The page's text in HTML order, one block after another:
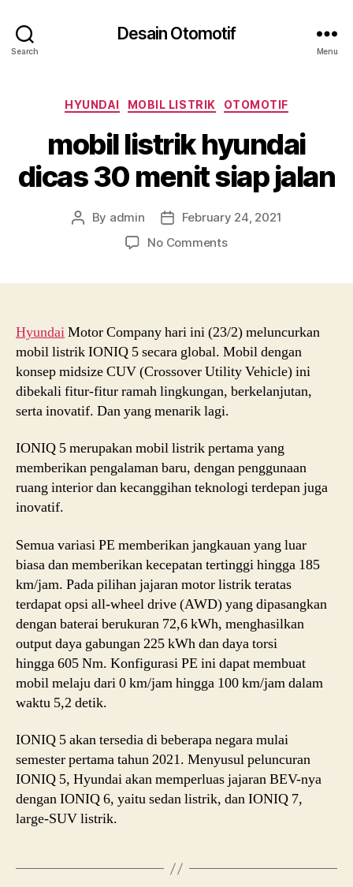
Search
Desain Otomotif
Menu
Categories
HYUNDAI MOBIL LISTRIK OTOMOTIF
mobil listrik hyundai
dicas 30 menit siap jalan
Post
By admin
Post
date
February 24, 2021
No Commentson
30
menit
jalan
HyundaiMotor Company hari ini (23/2) meluncurkan
mobil listrik IONIQ 5 secara global. Mobil dengan
konsep midsize CUV (Crossover Utility Vehicle) ini
dibekali fitur-fitur ramah lingkungan, berkelanjutan,
serta inovatif. Dan yang menarik lagi.
IONIQ 5 merupakan mobil listrik pertama yang
memberikan pengalaman baru, dengan penggunaan
ruang interior dan kecanggihan teknologi terdepan juga
inovatif.
Semua variasi PE memberikan jangkauan yang luar
biasa dan memberikan kecepatan tertinggi hingga 185
km/jam. Pada pilihan jajaran motor listrik teratas
terdapat opsi all-wheel drive (AWD) yang dipasangkan
dengan baterai berukuran 72,6 kWh, menghasilkan
output daya gabungan 225 kWh dan daya torsi
hingga 605 Nm. Konfigurasi PE ini dapat membuat
mobil melaju dari 0 km/jam hingga 100 km/jam dalam
waktu 5,2 detik.
IONIQ 5 akan tersedia di beberapa negara mulai
semester pertama tahun 2021. Menyusul peluncuran
IONIQ 5, Hyundai akan memperluas jajaran BEV-nya
dengan IONIQ 6, yaitu sedan listrik, dan IONIQ 7,
large-SUV listrik.